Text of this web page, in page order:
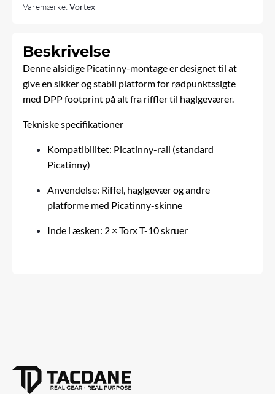
Varemærke:Vortex
Beskrivelse
Denne alsidige Picatinny-montage er designet til at
give en sikker og stabil platform for rødpunktssigte
med DPP footprint på alt fra riffler til haglgeværer.
Tekniske specifikationer
Kompatibilitet: Picatinny-rail (standard
Picatinny)
Anvendelse: Riffel, haglgeværog andre
platforme med Picatinny-skinne
Inde i æsken: 2 × Torx T-10 skruer